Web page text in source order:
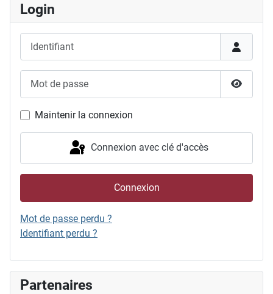
Login
Afficher
Maintenir la connexion
Connexion avec clé d'accès
Connexion
Mot de passe perdu ?
Identifiant perdu ?
Partenaires